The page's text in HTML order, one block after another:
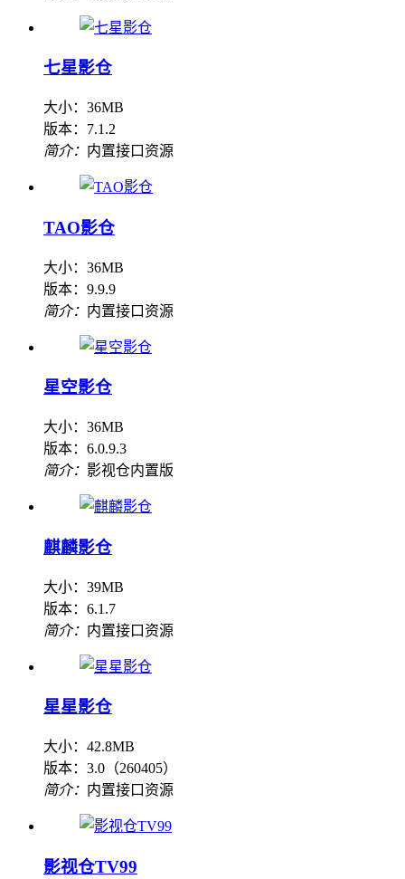
七星影仓
大小：36MB
版本：7.1.2
简介： 内置接口资源
TAO影仓
大小：36MB
版本：9.9.9
简介： 内置接口资源
星空影仓
大小：36MB
版本：6.0.9.3
简介： 影视仓内置版
麒麟影仓
大小：39MB
版本：6.1.7
简介： 内置接口资源
星星影仓
大小：42.8MB
版本：3.0（260405）
简介： 内置接口资源
影视仓TV99